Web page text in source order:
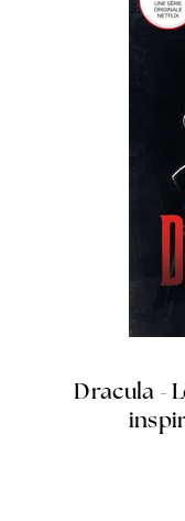
Dracula -